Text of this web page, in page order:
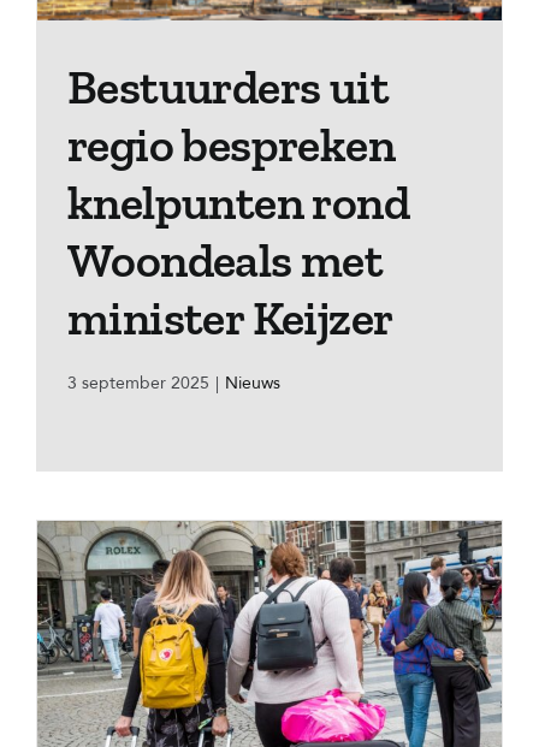
Bestuurders uit
regio bespreken
knelpunten rond
Woondeals met
minister Keijzer
3 september 2025 | Nieuws